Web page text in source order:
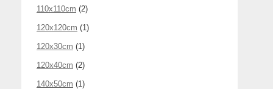
110x110cm (2)
120x120cm (1)
120x30cm (1)
120x40cm (2)
140x50cm (1)